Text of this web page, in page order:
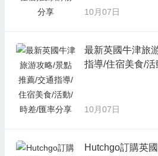
10月07日
最新英國牛津旅
指導/住宿美食/
10月07日
Hutchgo訂購英